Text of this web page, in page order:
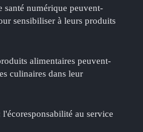
santé numérique peuvent-
sensibiliser à leurs produits
alimentaires peuvent-
culinaires dans leur
l'écoresponsabilité au service